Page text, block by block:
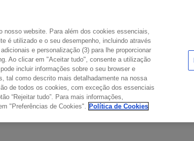
DÚVIDAS COMUNS
PONTO DE ENCONTRO
nosso website. Para além dos cookies essenciais,
é utilizado e o seu desempenho, incluindo através
e personalização (3) para lhe proporcionar
Ao clicar em "Aceitar tudo", consente a utilização
incluir informações sobre o seu browser e
tal como descrito mais detalhadamente na nossa
de todos os cookies, com exceção dos essenciais
“Rejeitar tudo”. Para mais informações,
"Preferências de Cookies". Política de Cookies